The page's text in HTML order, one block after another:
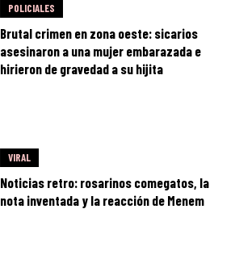
POLICIALES
Brutal crimen en zona oeste: sicarios
asesinaron a una mujer embarazada e
hirieron de gravedad a su hijita
VIRAL
Noticias retro: rosarinos comegatos, la
nota inventada y la reacción de Menem